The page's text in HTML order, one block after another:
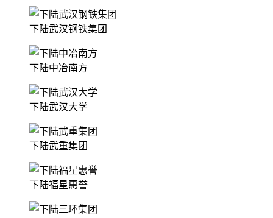
下陆武汉钢铁集团
下陆中冶南方
下陆武汉大学
下陆武重集团
下陆福星惠誉